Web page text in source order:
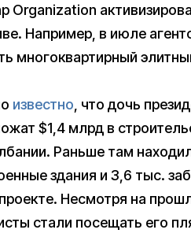
Organization
Например, в июле
многоквартирный
известно, что дочь
$1,4 млрд в
Раньше там
здания и 3,6 тыс.
Несмотря на
стали посещать его